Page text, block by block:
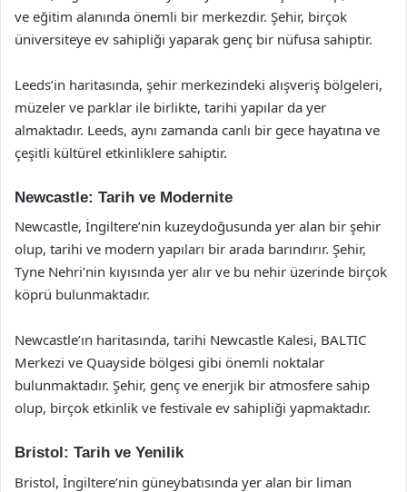
ve eğitim alanında önemli bir merkezdir. Şehir, birçok
üniversiteye ev sahipliği yaparak genç bir nüfusa sahiptir.
Leeds’in haritasında, şehir merkezindeki alışveriş bölgeleri,
müzeler ve parklar ile birlikte, tarihi yapılar da yer
almaktadır. Leeds, aynı zamanda canlı bir gece hayatına ve
çeşitli kültürel etkinliklere sahiptir.
Newcastle: Tarih ve Modernite
Newcastle, İngiltere’nin kuzeydoğusunda yer alan bir şehir
olup, tarihi ve modern yapıları bir arada barındırır. Şehir,
Tyne Nehri’nin kıyısında yer alır ve bu nehir üzerinde birçok
köprü bulunmaktadır.
Newcastle’ın haritasında, tarihi Newcastle Kalesi, BALTIC
Merkezi ve Quayside bölgesi gibi önemli noktalar
bulunmaktadır. Şehir, genç ve enerjik bir atmosfere sahip
olup, birçok etkinlik ve festivale ev sahipliği yapmaktadır.
Bristol: Tarih ve Yenilik
Bristol, İngiltere’nin güneybatısında yer alan bir liman